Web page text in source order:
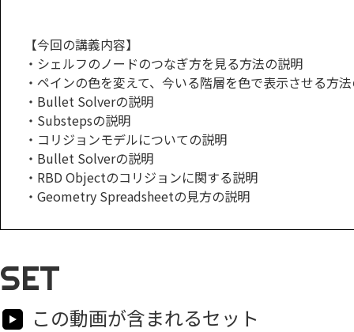
【今回の講義内容】
・シェルフのノードのつなぎ方を見る方法の説明
・ペインの色を変えて、今いる階層を色で表示させる方
・Bullet Solverの説明
・Substepsの説明
・コリジョンモデルについての説明
・Bullet Solverの説明
・RBD Objectのコリジョンに関する説明
・Geometry Spreadsheetの見方の説明
SET
この動画が含まれるセット